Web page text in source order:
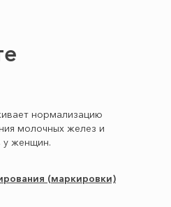
нормализацию
молочных желез и
у женщин.
(маркировки)